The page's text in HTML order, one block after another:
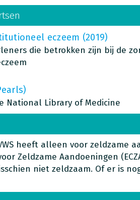
eczeem (2019)
die betrokken zijn bij de
National Library of Medicine
heeft alleen voor zeldzame
Zeldzame Aandoeningen
niet zeldzaam. Of er is